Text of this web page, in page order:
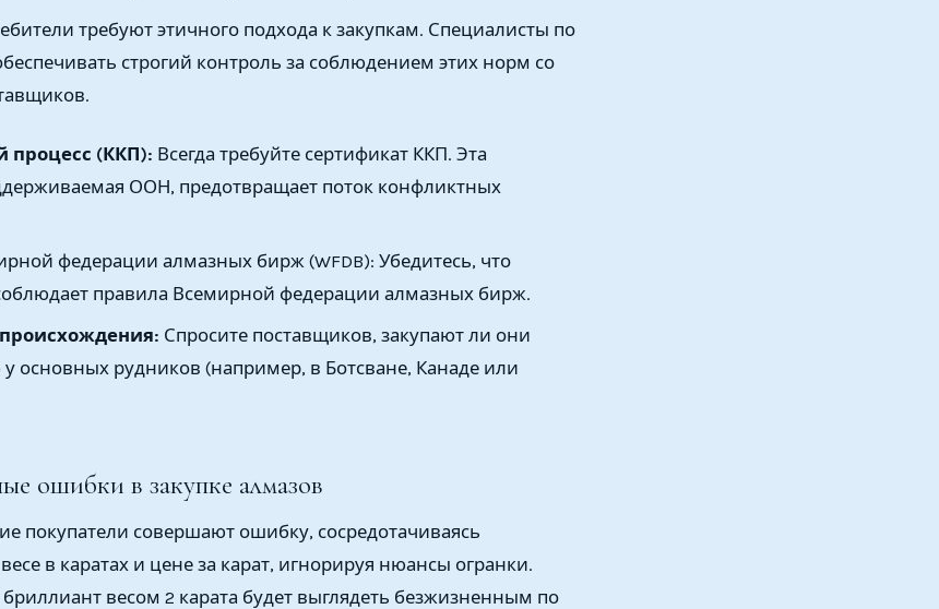
требуют этичного подхода к закупкам. Специалисты по
строгий контроль за соблюдением этих норм со
процесс (ККП): Всегда требуйте сертификат ККП. Эта
ООН, предотвращает поток конфликтных
федерации алмазных бирж (WFDB): Убедитесь, что
правила Всемирной федерации алмазных бирж.
Спросите поставщиков, закупают ли они
основных рудников (например, в Ботсване, Канаде или
ошибки в закупке алмазов
покупатели совершают ошибку, сосредотачиваясь
в каратах и ​​цене за карат, игнорируя нюансы огранки.
весом 2 карата будет выглядеть безжизненным по